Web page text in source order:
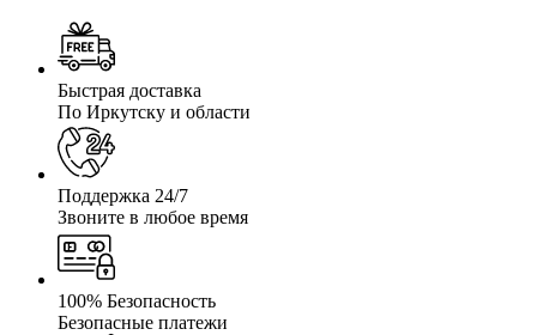
Быстрая доставка
По Иркутску и области
Поддержка 24/7
Звоните в любое время
100% Безопасность
Безопасные платежи